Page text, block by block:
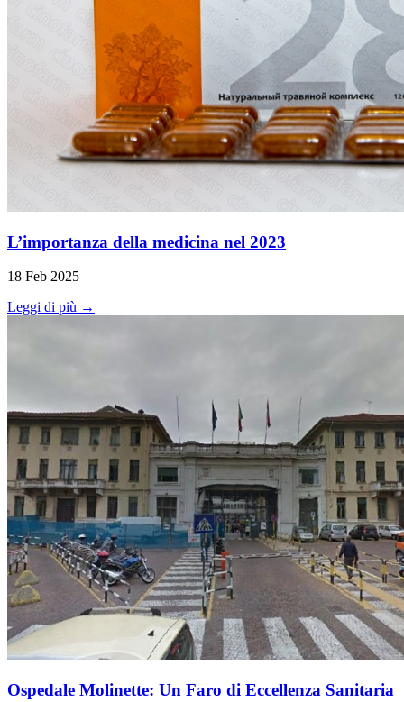
L’importanza della medicina nel 2023
18 Feb 2025
Leggi di più →
Ospedale Molinette: Un Faro di Eccellenza Sanitaria